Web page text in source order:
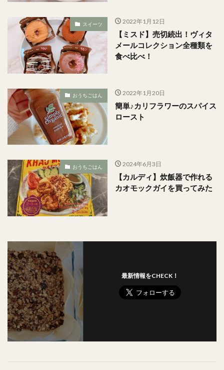
スイーツ 2022年1月12日
【ミスド】売切続出！ヴィタ
メールコレクション全種類を
食べ比べ！
おうちごはん 2022年1月20日
簡単♪カリフラワーのスパイス
ロースト
おうちごはん 2024年6月3日
【カルディ】炊飯器で作れる
カオモックガイを買ってみた
最新情報をCHECK！